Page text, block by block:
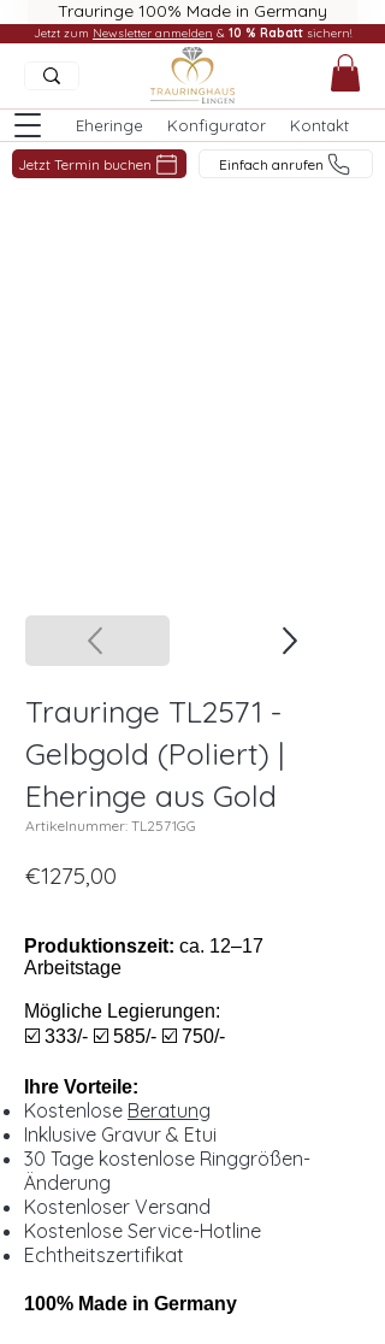
Trauringe 100% Made in Germany
Eheringe Konfigurator Kontakt
Jetzt Termin buchen Einfach anrufen
Jetzt zum Newsletter anmelden & 10 % Rabatt sichern!
Trauringe TL2571 -
Gelbgold (Poliert) |
Eheringe aus Gold
Artikelnummer: TL2571GG
€1275,00
Produktionszeit: ca. 12–17
Arbeitstage
Mögliche Legierungen:
☑️ 333/- ☑️ 585/- ☑️ 750/-
Ihre Vorteile:
Kostenlose Beratung
Inklusive Gravur & Etui
30 Tage kostenlose Ringgrößen-
Änderung
Kostenloser Versand
Kostenlose Service-Hotline
Echtheitszertifikat
100% Made in Germany